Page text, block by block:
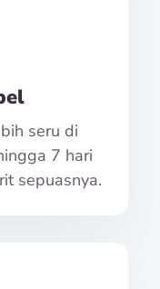
seru di
7 hari
sepuasnya.